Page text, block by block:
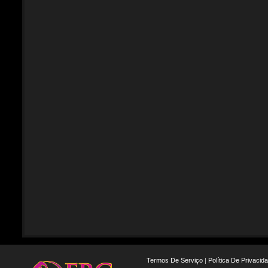
Termos De Serviço | Política De